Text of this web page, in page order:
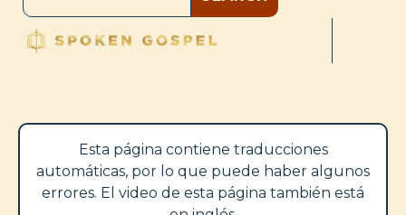
Esta página contiene traducciones
automáticas, por lo que puede haber algunos
errores. El video de esta página también está